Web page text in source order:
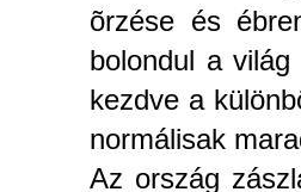
õrzése és
bolondul a
kezdve a
normálisak
Az ország